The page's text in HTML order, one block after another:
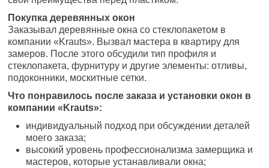
Покупка деревянных окон
Заказывал деревянные окна со стеклопакетом в
компании «Krauts». Вызвал мастера в квартиру для
замеров. После этого обсудили тип профиля и
стеклопакета, фурнитуру и другие элементы: отливы,
подоконники, москитные сетки.
Что понравилось после заказа и установки окон в
компании «Krauts»:
индивидуальный подход при обсуждении деталей
моего заказа;
высокий уровень профессионализма замерщика и
мастеров, которые устанавливали окна;